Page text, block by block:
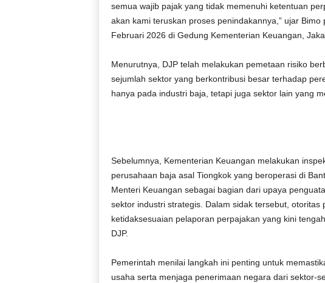
semua wajib pajak yang tidak memenuhi ketentuan
akan kami teruskan proses penindakannya,” ujar Bimo
Februari 2026 di Gedung Kementerian Keuangan,
Menurutnya, DJP telah melakukan pemetaan risiko
sejumlah sektor yang berkontribusi besar terhadap
hanya pada industri baja, tetapi juga sektor lain yang
Sebelumnya, Kementerian Keuangan melakukan
perusahaan baja asal Tiongkok yang beroperasi di
Menteri Keuangan sebagai bagian dari upaya
sektor industri strategis. Dalam sidak tersebut, otoritas
ketidaksesuaian pelaporan perpajakan yang kini
DJP.
Pemerintah menilai langkah ini penting untuk
usaha serta menjaga penerimaan negara dari sektor-